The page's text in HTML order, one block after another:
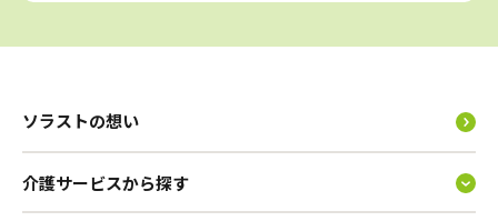
ソラストの想い
介護サービスから探す